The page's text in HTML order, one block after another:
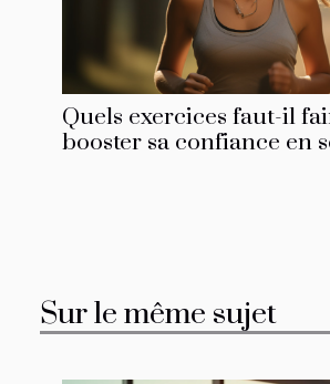
Quels exercices faut-il
booster sa confiance en
Sur le même sujet